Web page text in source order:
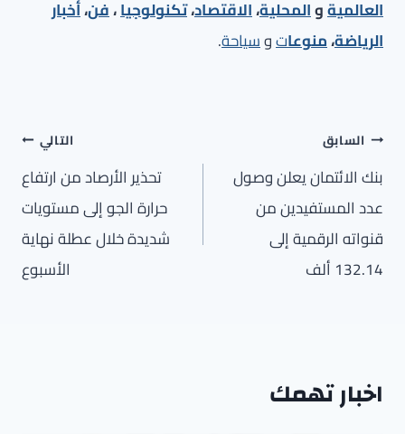
العالميةوالمحلية،الاقتصاد،تكنولوجيا،فن،أخبار
الرياضة،منوعاتوسياحة.
تصفّح
المقالات
السابق
بنك الائتمان يعلن وصول
عدد المستفيدين من
قنواته الرقمية إلى
132.14 ألف
التالي
تحذير الأرصاد من ارتفاع
حرارة الجو إلى مستويات
شديدة خلال عطلة نهاية
الأسبوع
اخبار تهمك